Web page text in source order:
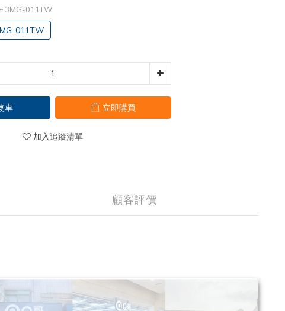
3MG-011TW
011TW
車 立即購買
加入追蹤清單
顧客評價